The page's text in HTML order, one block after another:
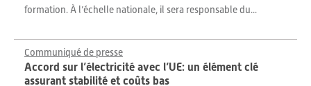
formation. À l’échelle nationale, il sera responsable du...
Communiqué de presse
Accord sur l’électricité avec l’UE: un élément clé
assurant stabilité et coûts bas